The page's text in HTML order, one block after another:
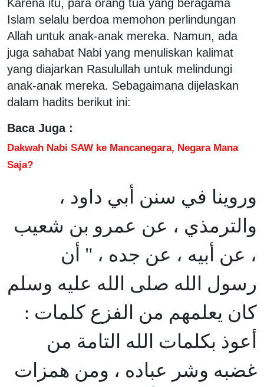
Karena itu, para orang tua yang beragama
Islam selalu berdoa memohon perlindungan
Allah untuk anak-anak mereka. Namun, ada
juga sahabat Nabi yang menuliskan kalimat
yang diajarkan Rasulullah untuk melindungi
anak-anak mereka. Sebagaimana dijelaskan
dalam hadits berikut ini:
Baca Juga :
Dakwah Nabi SAW ke Mancanegara, Negara Mana
Saja?
وروينا في سنن أبي داود ،
والترمذي ، عن عمرو بن شعيب
، عن أبيه ، عن جده ، " أن
رسول الله صلى الله عليه وسلم
كان يعلمهم من الفزع كلمات :
أعوذ بكلمات الله التامة من
غضبه وشر عباده ، ومن همزات